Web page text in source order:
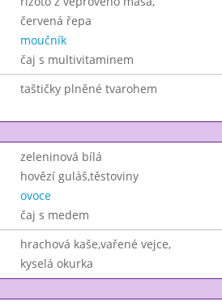
červená řepa
moučník
čaj s multivitaminem
taštičky plněné tvarohem
zeleninová bílá
hovězí guláš,těstoviny
ovoce
čaj s medem
hrachová kaše,vařené vejce,
kyselá okurka